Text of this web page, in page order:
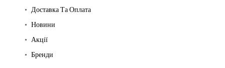
Доставка Та Оплата
Новини
Акції
Бренди